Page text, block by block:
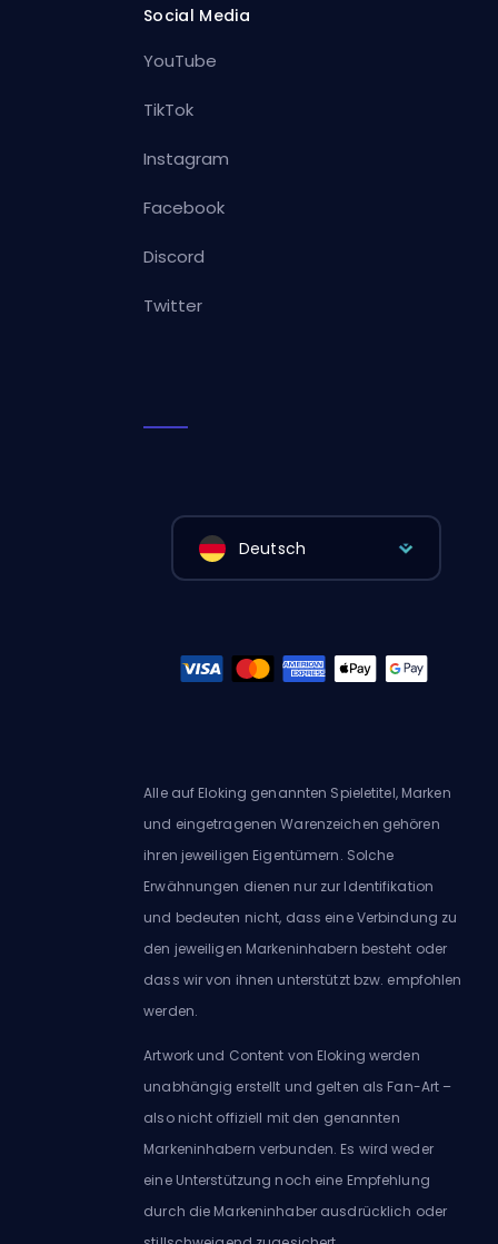
Social Media
YouTube
TikTok
Instagram
Facebook
Discord
Twitter
Deutsch
Alle auf Eloking genannten Spieletitel, Marken
und eingetragenen Warenzeichen gehören
ihren jeweiligen Eigentümern. Solche
Erwähnungen dienen nur zur Identifikation
und bedeuten nicht, dass eine Verbindung zu
den jeweiligen Markeninhabern besteht oder
dass wir von ihnen unterstützt bzw. empfohlen
werden.
Artwork und Content von Eloking werden
unabhängig erstellt und gelten als Fan-Art –
also nicht offiziell mit den genannten
Markeninhabern verbunden. Es wird weder
eine Unterstützung noch eine Empfehlung
durch die Markeninhaber ausdrücklich oder